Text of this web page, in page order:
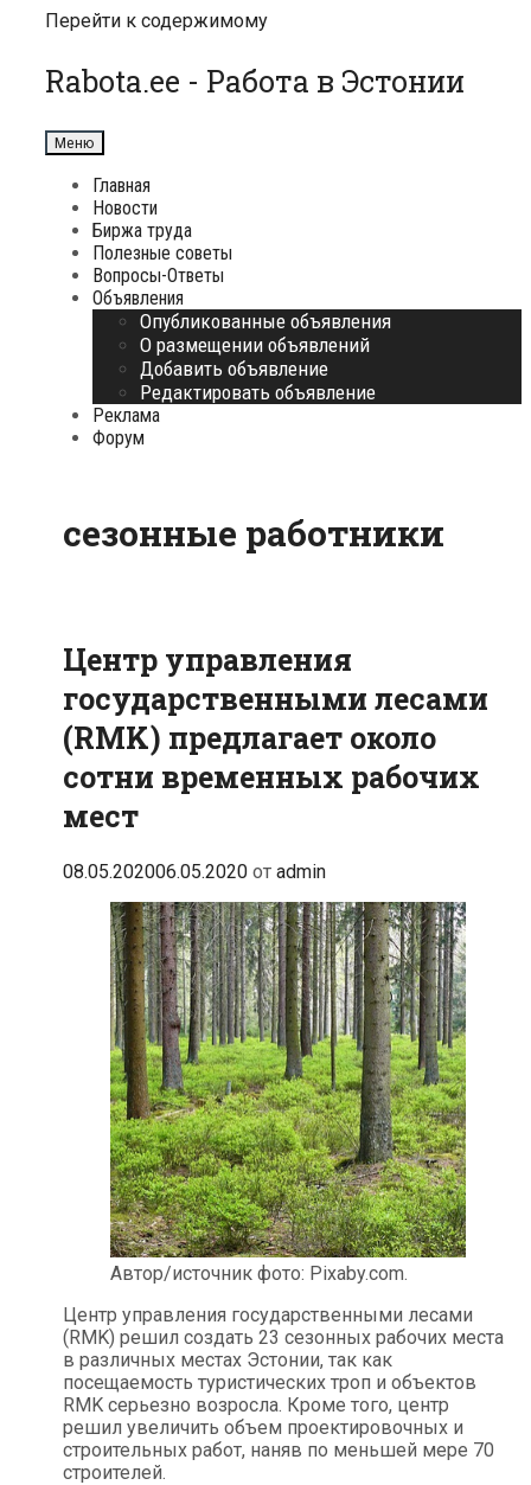
Перейти к содержимому
Rabota.ee - Работа в Эстонии
Меню
Главная
Новости
Биржа труда
Полезные советы
Вопросы-Ответы
Объявления
Опубликованные объявления
О размещении объявлений
Добавить объявление
Редактировать объявление
Реклама
Форум
сезонные работники
Центр управления
государственными лесами
(RMK) предлагает около
сотни временных рабочих
мест
08.05.202006.05.2020 от admin
Автор/источник фото: Pixaby.com.
Центр управления государственными лесами
(RMK) решил создать 23 сезонных рабочих места
в различных местах Эстонии, так как
посещаемость туристических троп и объектов
RMK серьезно возросла. Кроме того, центр
решил увеличить объем проектировочных и
строительных работ, наняв по меньшей мере 70
строителей.